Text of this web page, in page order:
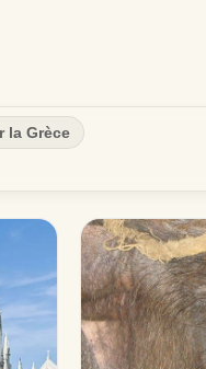
la Grèce